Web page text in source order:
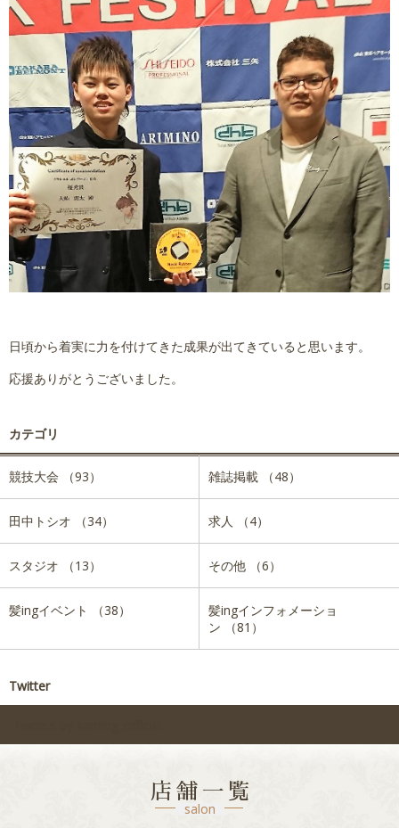
日頃から着実に力を付けてきた成果が出てきていると思います。
応援ありがとうございました。
カテゴリ
競技大会 （93） 雑誌掲載 （48）
田中トシオ （34） 求人 （4）
スタジオ （13） その他 （6）
髪ingイベント （38）
髪ingインフォメーショ
ン （81）
Twitter
店舗一覧
salon